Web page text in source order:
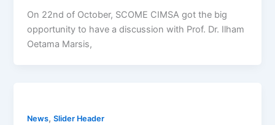
On 22nd of October, SCOME CIMSA got the big
opportunity to have a discussion with Prof. Dr. Ilham
Oetama Marsis,
News,Slider Header